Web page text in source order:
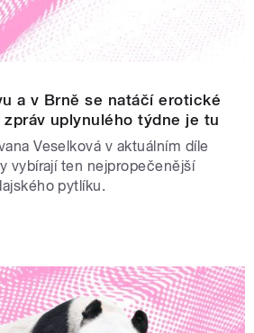
a v Brně se natáčí erotické
uplynulého týdne je tu
Veselková v aktuálním díle
vybírají ten nejpropečenější
pytlíku.